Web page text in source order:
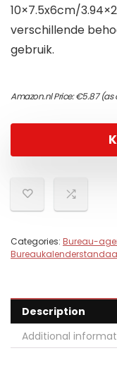
10×7.5x6cm/
verschillende
gebruik.
Amazon.nl Price:€5.87(as
Categories: Bureau-
Description
Additional